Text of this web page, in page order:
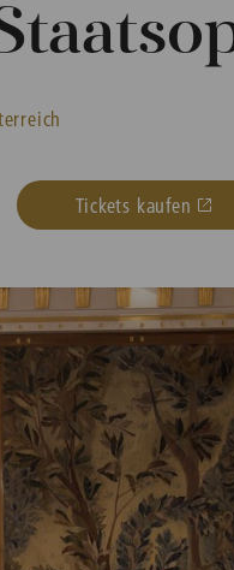
Tickets kaufen